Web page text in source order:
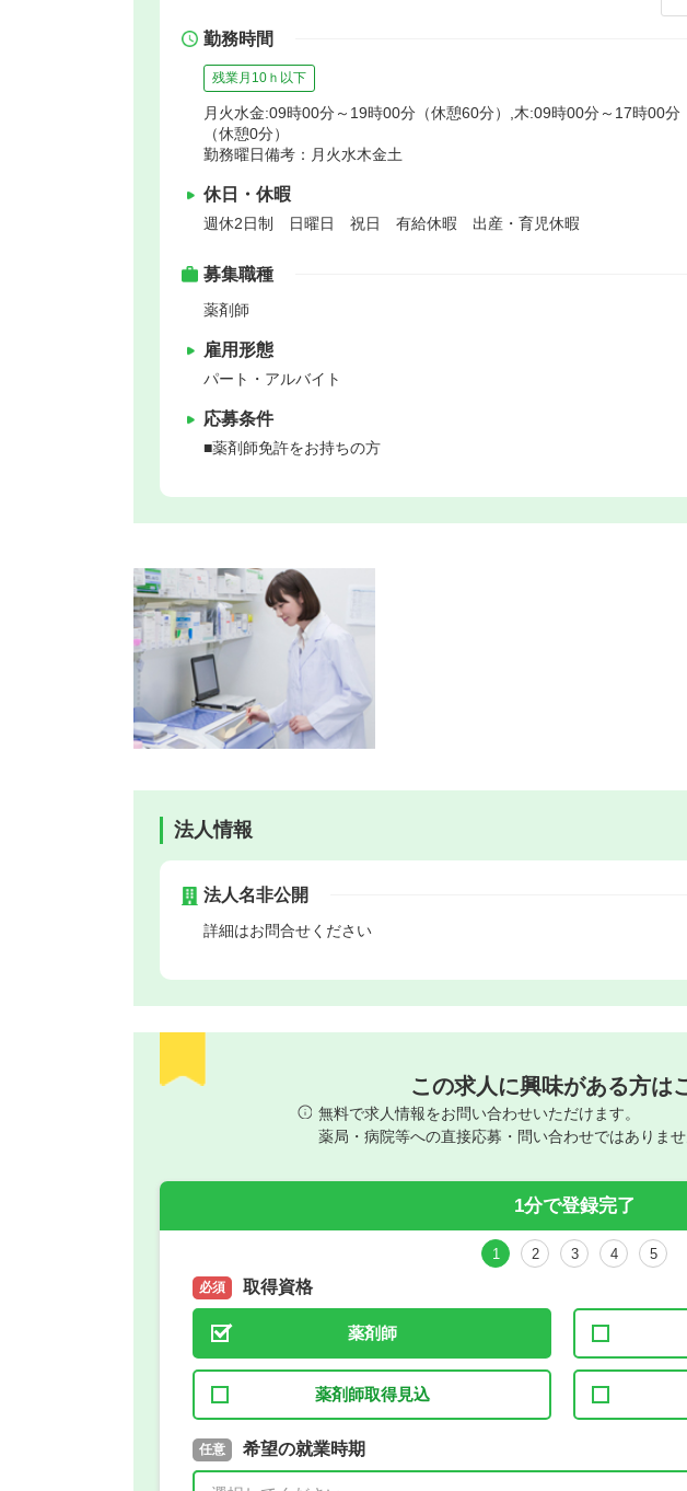
勤務時間
残業月10ｈ以下
月火水金:09時00分～19時00分（休憩60分）,木:09時00分～17時00
（休憩0分）
勤務曜日備考：月火水木金土
休日・休暇
週休2日制 日曜日 祝日 有給休暇 出産・育児休暇
募集職種
薬剤師
雇用形態
パート・アルバイト
応募条件
■薬剤師免許をお持ちの方
法人情報
法人名非公開
詳細はお問合せください
この求人に興味がある方は
無料で求人情報をお問い合わせいただけます。
薬局・病院等への直接応募・問い合わせではありませ
1分で登録完了
1 2 3 4 5
必須 取得資格
薬剤師
薬剤師取得見込
必須 取得予定年
任意 希望の就業時期